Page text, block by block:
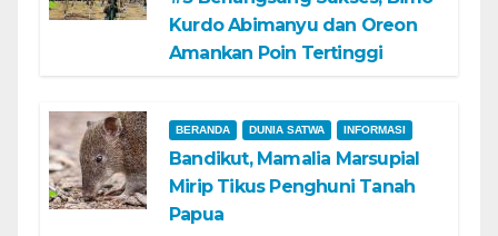
Kurdo Abimanyu dan Oreon
Amankan Poin Tertinggi
BERANDA DUNIA SATWA INFORMASI
Bandikut, Mamalia Marsupial
Mirip Tikus Penghuni Tanah
Papua